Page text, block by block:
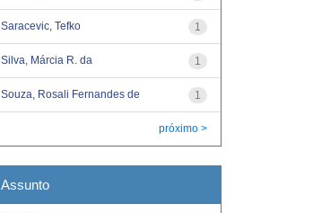
1
Saracevic, Tefko
1
Silva, Márcia R. da
1
Souza, Rosali Fernandes de
próximo >
Assunto